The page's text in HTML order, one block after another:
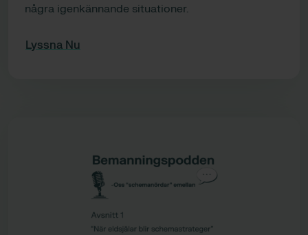
några igenkännande situationer.
Lyssna Nu